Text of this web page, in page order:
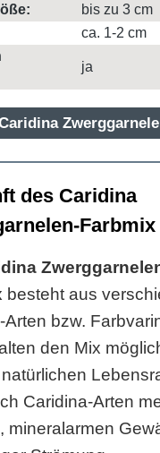
bis zu 3 cm
ca. 1-2 cm
ja
des Caridina
Farbmix
besteht aus
Arten bzw.
den Mix
Caridina-Arten
mineralarmen